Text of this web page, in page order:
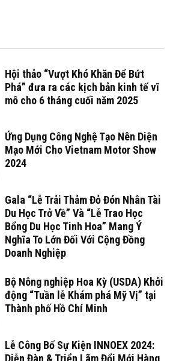
Hội thảo “Vượt Khó Khăn Để Bứt
Phá” đưa ra các kịch bản kinh tế vĩ
mô cho 6 tháng cuối năm 2025
Ứng Dụng Công Nghệ Tạo Nên Diện
Mạo Mới Cho Vietnam Motor Show
2024
Gala “Lễ Trải Thảm Đỏ Đón Nhân Tài
Du Học Trở Về” Và “Lễ Trao Học
Bổng Du Học Tinh Hoa” Mang Ý
Nghĩa To Lớn Đối Với Cộng Đồng
Doanh Nghiệp
Bộ Nông nghiệp Hoa Kỳ (USDA) Khởi
động “Tuần lễ Khám phá Mỹ Vị” tại
Thành phố Hồ Chí Minh
Lễ Công Bố Sự Kiện INNOEX 2024:
Diễn Đàn & Triển Lãm Đổi Mới Hàng